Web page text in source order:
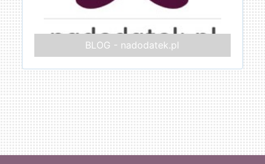
BLOG - nadodatek.pl